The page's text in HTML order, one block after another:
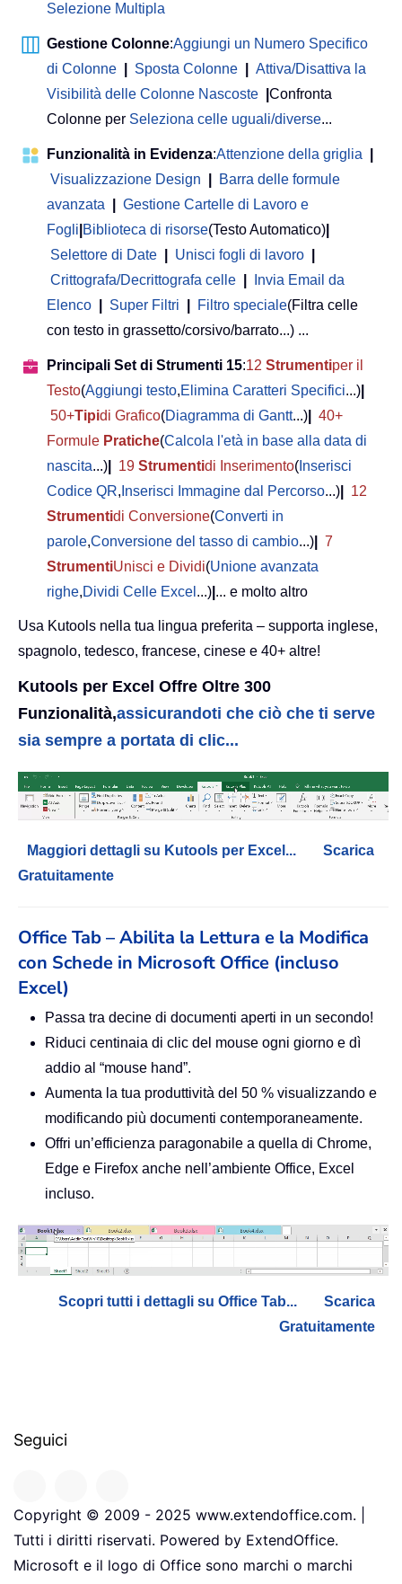
Selezione Multipla
Gestione Colonne:Aggiungi un Numero Specifico
di Colonne
Sposta Colonne
Attiva/Disattiva la
Visibilità delle Colonne Nascoste
Confronta
Colonne per Seleziona celle uguali/diverse...
Funzionalità in Evidenza:Attenzione della griglia
Visualizzazione Design
Barra delle formule
avanzata
Gestione Cartelle di Lavoro e
Fogli Biblioteca di risorse(Testo Automatico)
Selettore di Date
Unisci fogli di lavoro
Crittografa/Decrittografa celle
Invia Email da
Elenco
Super Filtri Filtro speciale(Filtra celle
con testo in grassetto/corsivo/barrato...) ...
Principali Set di Strumenti 15:12 Strumentiper il
Testo(Aggiungi testo,Elimina Caratteri Specifici...)
50+Tipidi Grafico(Diagramma di Gantt...)
40+
Formule Pratiche(Calcola l'età in base alla data di
nascita...) 19 Strumentidi Inserimento( Inserisci
Codice QR, Inserisci Immagine dal Percorso...)
12
Strumentidi Conversione(Converti in
parole,Conversione del tasso di cambio...)
7
StrumentiUnisci e Dividi(Unione avanzata
righe,Dividi Celle Excel ...) ... e molto altro
Usa Kutools nella tua lingua preferita – supporta inglese,
spagnolo, tedesco, francese, cinese e 40+ altre!
Kutools per Excel Offre Oltre 300
Funzionalità,assicurandoti che ciò che ti serve
sia sempre a portata di clic...
Maggiori dettagli su Kutools per Excel...
Scarica
Gratuitamente
Office Tab – Abilita la Lettura e la Modifica
con Schede in Microsoft Office (incluso
Excel)
Passa tra decine di documenti aperti in un secondo!
Riduci centinaia di clic del mouse ogni giorno e dì
addio al “mouse hand”.
Aumenta la tua produttività del 50 % visualizzando e
modificando più documenti contemporaneamente.
Offri un’efficienza paragonabile a quella di Chrome,
Edge e Firefox anche nell’ambiente Office, Excel
incluso.
Scopri tutti i dettagli su Office Tab...
Scarica
Gratuitamente
Seguici
Copyright © 2009 - 2025 www.extendoffice.com. |
Tutti i diritti riservati. Powered by ExtendOffice.
Microsoft e il logo di Office sono marchi o marchi